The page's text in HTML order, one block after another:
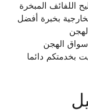
اللفائف المبخرة
بخبرة أفضل
الهجن
بخدمتكم دائما